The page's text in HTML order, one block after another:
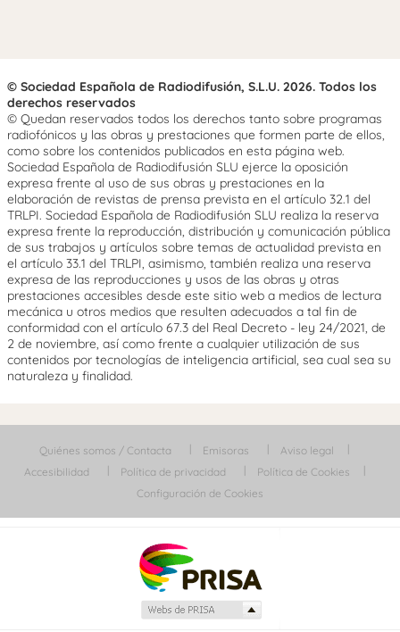
© Sociedad Española de Radiodifusión, S.L.U. 2026. Todos los
derechos reservados
© Quedan reservados todos los derechos tanto sobre programas
radiofónicos y las obras y prestaciones que formen parte de ellos,
como sobre los contenidos publicados en esta página web.
Sociedad Española de Radiodifusión SLU ejerce la oposición
expresa frente al uso de sus obras y prestaciones en la
elaboración de revistas de prensa prevista en el artículo 32.1 del
TRLPI. Sociedad Española de Radiodifusión SLU realiza la reserva
expresa frente la reproducción, distribución y comunicación pública
de sus trabajos y artículos sobre temas de actualidad prevista en
el artículo 33.1 del TRLPI, asimismo, también realiza una reserva
expresa de las reproducciones y usos de las obras y otras
prestaciones accesibles desde este sitio web a medios de lectura
mecánica u otros medios que resulten adecuados a tal fin de
conformidad con el artículo 67.3 del Real Decreto - ley 24/2021, de
2 de noviembre, así como frente a cualquier utilización de sus
contenidos por tecnologías de inteligencia artificial, sea cual sea su
naturaleza y finalidad.
Quiénes somos / Contacta Emisoras
Aviso legal
Accesibilidad
Política de privacidad
Política de Cookies
Configuración de Cookies